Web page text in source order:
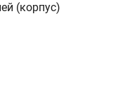
(корпус)